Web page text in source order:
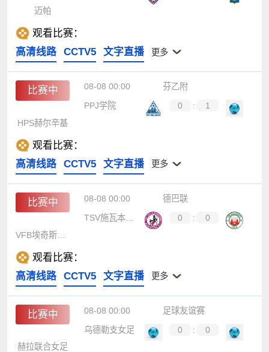
迈帕
观看比赛：
高清线路
CCTV5 文字直播 更多
比赛中 08-08 00:00
芬乙附
PPJ学院
0 :
1
HPS赫尔辛基
观看比赛：
高清线路
CCTV5 文字直播 更多
比赛中 08-08 00:00
德巴联
TSV施瓦本奥格斯堡
0 :
0
观看比赛：
高清线路
CCTV5 文字直播 更多
比赛中 08-08 00:00
足球友谊赛
乌德勒支女足
0 :
0
赫拉联合女足